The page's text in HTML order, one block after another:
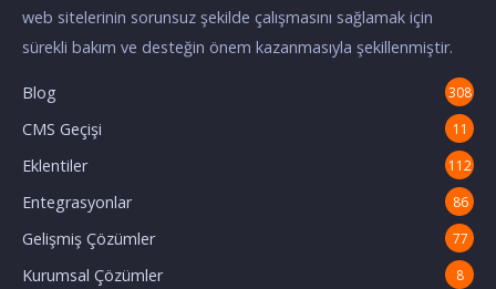
web sitelerinin sorunsuz şekilde çalışmasını sağlamak için
sürekli bakım ve desteğin önem kazanmasıyla şekillenmiştir.
Blog 308
CMS Geçişi 11
Eklentiler 112
Entegrasyonlar 86
Gelişmiş Çözümler 77
Kurumsal Çözümler 8